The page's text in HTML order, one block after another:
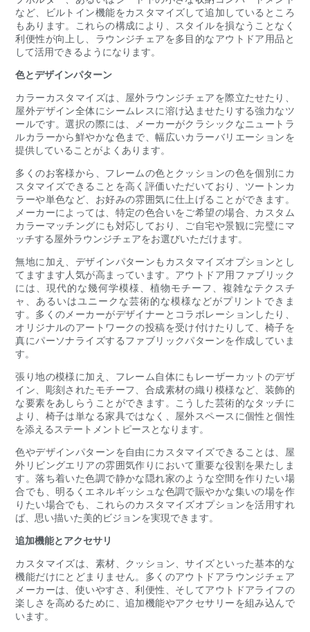
など、ビルトイン機能をカスタマイズして追加しているところ
もあります。これらの構成により、スタイルを損なうことなく
利便性が向上し、ラウンジチェアを多目的なアウトドア用品と
して活用できるようになります。
色とデザインパターン
カラーカスタマイズは、屋外ラウンジチェアを際立たせたり、
屋外デザイン全体にシームレスに溶け込ませたりする強力なツ
ールです。選択の際には、メーカーがクラシックなニュートラ
ルカラーから鮮やかな色まで、幅広いカラーバリエーションを
提供していることがよくあります。
多くのお客様から、フレームの色とクッションの色を個別にカ
スタマイズできることを高く評価いただいており、ツートンカ
ラーや単色など、お好みの雰囲気に仕上げることができます。
メーカーによっては、特定の色合いをご希望の場合、カスタム
カラーマッチングにも対応しており、ご自宅や景観に完璧にマ
ッチする屋外ラウンジチェアをお選びいただけます。
無地に加え、デザインパターンもカスタマイズオプションとし
てますます人気が高まっています。アウトドア用ファブリック
には、現代的な幾何学模様、植物モチーフ、複雑なテクスチ
ャ、あるいはユニークな芸術的な模様などがプリントできま
す。多くのメーカーがデザイナーとコラボレーションしたり、
オリジナルのアートワークの投稿を受け付けたりして、椅子を
真にパーソナライズするファブリックパターンを作成していま
す。
張り地の模様に加え、フレーム自体にもレーザーカットのデザ
イン、彫刻されたモチーフ、合成素材の織り模様など、装飾的
な要素をあしらうことができます。こうした芸術的なタッチに
より、椅子は単なる家具ではなく、屋外スペースに個性と個性
を添えるステートメントピースとなります。
色やデザインパターンを自由にカスタマイズできることは、屋
外リビングエリアの雰囲気作りにおいて重要な役割を果たしま
す。落ち着いた色調で静かな隠れ家のような空間を作りたい場
合でも、明るくエネルギッシュな色調で賑やかな集いの場を作
りたい場合でも、これらのカスタマイズオプションを活用すれ
ば、思い描いた美的ビジョンを実現できます。
追加機能とアクセサリ
カスタマイズは、素材、クッション、サイズといった基本的な
機能だけにとどまりません。多くのアウトドアラウンジチェア
メーカーは、使いやすさ、利便性、そしてアウトドアライフの
楽しさを高めるために、追加機能やアクセサリーを組み込んで
います。